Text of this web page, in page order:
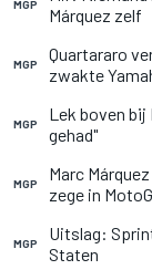
MGP
Márquez zelf
MGP
Quartararo
zwakte
MGP
Lek boven bij
gehad"
MGP
Marc
zege in
MGP
Uitslag:
Staten